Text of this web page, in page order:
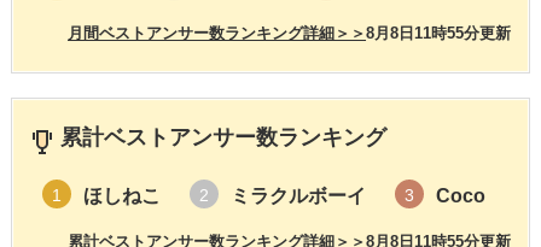
8月8日11時55分更新
月間ベストアンサー数ランキング詳細＞＞
累計ベストアンサー数ランキング
1 ほしねこ 2 ミラクルボーイ 3 Coco
8月8日11時55分更新
累計ベストアンサー数ランキング詳細＞＞